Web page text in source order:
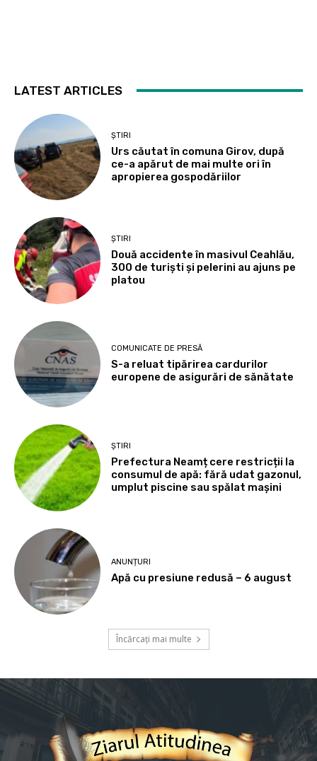
LATEST ARTICLES
ȘTIRI
Urs căutat în comuna Girov, după
ce-a apărut de mai multe ori în
apropierea gospodăriilor
ȘTIRI
Două accidente în masivul Ceahlău,
300 de turiști și pelerini au ajuns pe
platou
COMUNICATE DE PRESĂ
S-a reluat tipărirea cardurilor
europene de asigurări de sănătate
ȘTIRI
Prefectura Neamț cere restricții la
consumul de apă: fără udat gazonul,
umplut piscine sau spălat mașini
ANUNȚURI
Apă cu presiune redusă – 6 august
Încărcați mai multe